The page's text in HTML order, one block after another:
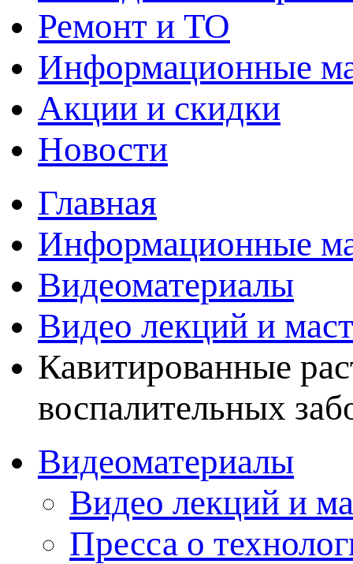
Ремонт и ТО
Информационные
Акции и скидки
Новости
Главная
Информационные
Видеоматериалы
Видео лекций и
Кавитированные
воспалительных
Видеоматериалы
Видео лекций и
Пресса о